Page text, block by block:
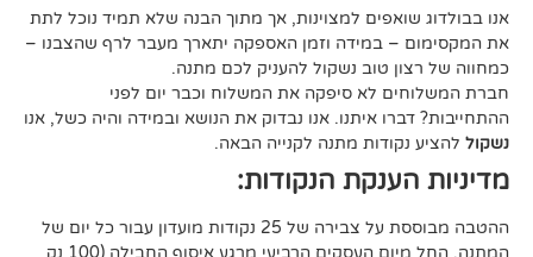
למצוינות, אך מתוך הבנה שלא תמיד נוכל לתת
במידה וזמן האספקה יתארך מעבר לרף שהצבנו –
טוב נשקול להעניק לכם מתנה.
לא סיפקה את המשלוח וכבר יום לפני
איתנו. אנו נבדוק את הנושא ובמידה והיה כשל, אנו
מתנה לקנייה הבאה.
הנקודות:
ההטבה מבוססת על צבירה של 25 נקודות מועדון עבור כל יום של
המתנה, החל מיום העסקים הרביעי מרגע איסוף החבילה (100 נק